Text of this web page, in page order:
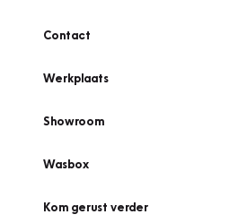
Contact
Werkplaats
Showroom
Wasbox
Kom gerust verder